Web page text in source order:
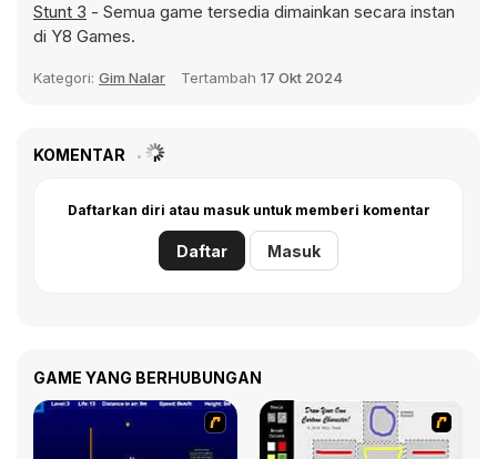
Stunt 3 - Semua game tersedia dimainkan secara instan
di Y8 Games.
Kategori: Gim Nalar Tertambah 17 Okt 2024
KOMENTAR
Daftarkan diri atau masuk untuk memberi komentar
Daftar Masuk
GAME YANG BERHUBUNGAN